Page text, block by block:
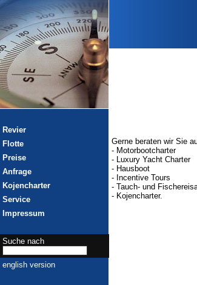
Revier
Flotte
Preise
Anfrage
Kojencharter
Service
Impressum
Suche nach
english version
Gerne beraten wir Sie
- Motorbootcharter
- Luxury Yacht Charter
- Hausboot
- Incentive Tours
- Tauch- und
- Kojencharter.